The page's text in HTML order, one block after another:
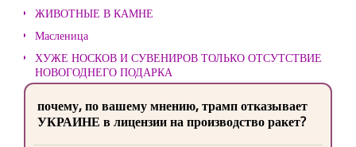
ЖИВОТНЫЕ В КАМНЕ
Масленица
ХУЖЕ НОСКОВ И СУВЕНИРОВ ТОЛЬКО ОТСУТСТВИЕ
НОВОГОДНЕГО ПОДАРКА
почему, по вашему мнению, трамп отказывает
УКРАИНЕ в лицензии на производство ракет?